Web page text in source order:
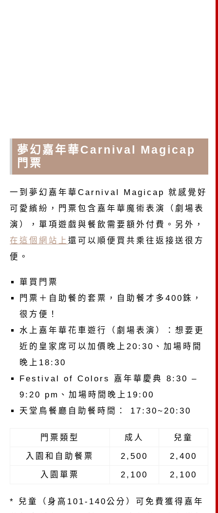
夢幻嘉年華Carnival Magicap
門票
一到夢幻嘉年華Carnival Magicap 就感覺好
可愛繽紛，門票包含嘉年華魔術表演（劇場表
演），單項遊戲與餐飲需要額外付費。另外，
在這個網站上 還可以順便買共乘往返接送很方
便。
單買門票
門票＋自助餐的套票，自助餐才多400銖，
很方便！
水上嘉年華花車遊行（劇場表演）：想要更
近的皇家席可以加價晚上20:30、加場時間
晚上18:30
Festival of Colors 嘉年華慶典 8:30 –
9:20 pm、加場時間晚上19:00
天堂鳥餐廳自助餐時間： 17:30~20:30
門票類型 成人 兒童
入園和自助餐票 2,500 2,400
入園單票 2,100 2,100
* 兒童（身高101-140公分）可免費獲得嘉年